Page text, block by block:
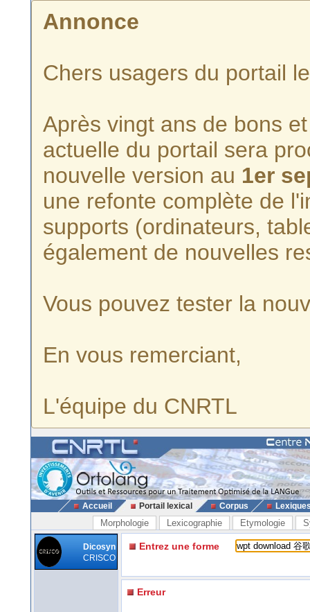
Annonce
Chers usagers du portail
Après vingt ans de bons
actuelle du portail sera
nouvelle version au 1er
une refonte complète de
supports (ordinateurs,
également de nouvelles
Vous pouvez tester la
En vous remerciant,
L'équipe du CNRTL
Accueil Portail lexical Corpus
Morphologie Lexicographie Etymologie
Dicosyn
CRISCO
Entrez une forme
Erreur